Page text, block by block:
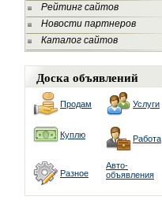
Рейтинг сайтов
Новости партнеров
Каталог сайтов
Доска объявлений
Продам Услуги
Куплю Работа
Разное
Авто-
объявления